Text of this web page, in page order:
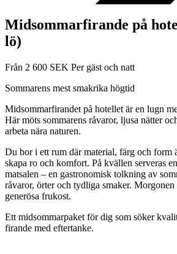
Midsommarfirande på
lö)
Från 2 600 SEK Per gäst och natt
Sommarens mest smakrika högtid
Midsommarfirandet på hotellet är en lugn
Här möts sommarens råvaror, ljusa nätter
arbeta nära naturen.
Du bor i ett rum där material, färg och form
skapa ro och komfort. På kvällen serveras
matsalen – en gastronomisk tolkning av
råvaror, örter och tydliga smaker.
generösa frukost.
Ett midsommarpaket för dig som söker
firande med eftertanke.